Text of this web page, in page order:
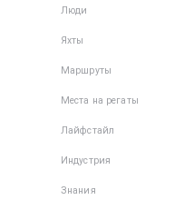
Люди
Яхты
Маршруты
Места на регаты
Лайфстайл
Индустрия
Знания